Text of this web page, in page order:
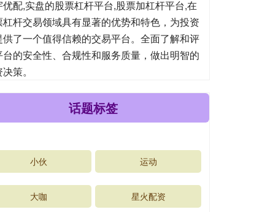
优配,实盘的股票杠杆平台,股票加杠杆平台,在
杠杆交易领域具有显著的优势和特色，为投资
供了一个值得信赖的交易平台。全面了解和评
台的安全性、合规性和服务质量，做出明智的
策。
话题标签
小伙 运动
大咖 星火配资